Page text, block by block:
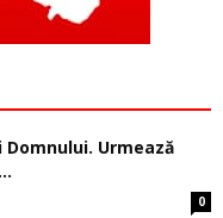
Urmează
0